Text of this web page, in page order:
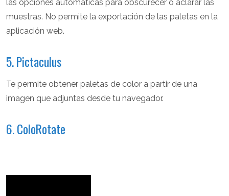
las opciones automáticas para obscurecer o aclarar las
muestras. No permite la exportación de las paletas en la
aplicación web.
5. Pictaculus
Te permite obtener paletas de color a partir de una
imagen que adjuntas desde tu navegador.
6. ColoRotate